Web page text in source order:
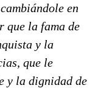
en
que la fama de
y la
que le
y la dignidad de